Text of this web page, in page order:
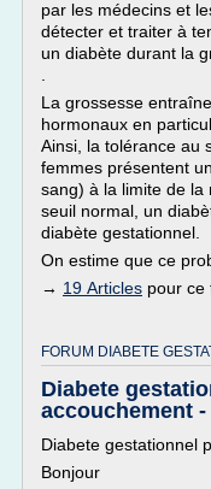
par les médecins et
détecter et traiter à
un diabète durant la
La grossesse
hormonaux en
Ainsi, la tolérance au
femmes présentent
sang) à la limite de la
seuil normal, un
diabète gestationnel.
On estime que ce
→ 19 Articles pour ce
FORUM DIABETE
Diabete
accouchement -
Diabete gestationnel
Bonjour